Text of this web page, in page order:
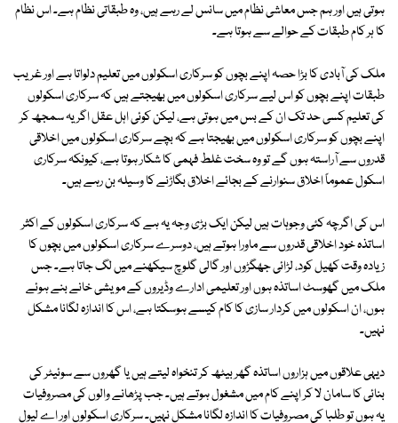
ہوتی ہیں اور ہم جس معاشی نظام میں سانس لے رہے ہیں، وہ طبقاتی نظام ہے۔ اس نظام
کا ہر کام طبقات کے حوالے سے ہوتا ہے۔
ملک کی آبادی کا بڑا حصہ اپنے بچوں کو سرکاری اسکولوں میں تعلیم دلواتا ہے اور غریب
طبقات اپنے بچوں کو اس لیے سرکاری اسکولوں میں بھیجتے ہیں کہ سرکاری اسکولوں
کی تعلیم کسی حد تک ان کے بس میں ہوتی ہے، لیکن کوئی اہل عقل اگر یہ سمجھ کر
اپنے بچوں کو سرکاری اسکولوں میں بھیجتا ہے کہ بچے سرکاری اسکولوں میں اخلاقی
قدروں سے آراستہ ہوں گے تو وہ سخت غلط فہمی کا شکار ہوتا ہے، کیونکہ سرکاری
اسکول عموماً اخلاق سنوارنے کے بجائے اخلاق بگاڑنے کا وسیلہ بن رہے ہیں۔
اس کی اگرچہ کئی وجوہات ہیں لیکن ایک بڑی وجہ یہ ہے کہ سرکاری اسکولوں کے اکثر
اساتذہ خود اخلاقی قدروں سے ماورا ہوتے ہیں، دوسرے سرکاری اسکولوں میں بچوں کا
زیادہ وقت کھیل کود، لڑائی جھگڑوں اور گالی گلوچ سیکھنے میں لگ جاتا ہے۔ جس
ملک میں گھوسٹ اساتذہ ہوں اور تعلیمی ادارے وڈیروں کے مویشی خانے بنے ہوئے
ہوں، ان اسکولوں میں کردار سازی کا کام کیسے ہوسکتا ہے، اس کا اندازہ لگانا مشکل
نہیں۔
دیہی علاقوں میں ہزاروں اساتذہ گھر بیٹھ کر تنخواہ لیتے ہیں یا گھروں سے سوئیٹر کی
بنائی کا سامان لا کر اپنے کام میں مشغول ہوتے ہیں۔ جب پڑھانے والوں کی مصروفیات
یہ ہوں تو طلبا کی مصروفیات کا اندازہ لگانا مشکل نہیں۔ سرکاری اسکولوں اور اے لیول